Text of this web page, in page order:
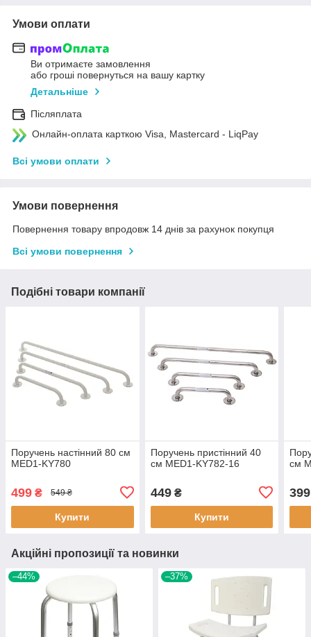
Умови оплати
Ви отримаєте замовлення
або гроші повернуться на вашу картку
Детальніше
Післяплата
Онлайн-оплата карткою Visa, Mastercard - LiqPay
Всі умови оплати
Умови повернення
Повернення товару впродовж 14 днів за рахунок покупця
Всі умови повернення
Подібні товари компанії
Поручень настінний 80 см
MED1-KY780
499 ₴ 549 ₴
Купити
Поручень пристінний 40
см MED1-KY782-16
449₴
Купити
см
399
Акційні пропозиції та новинки
–44% –37%